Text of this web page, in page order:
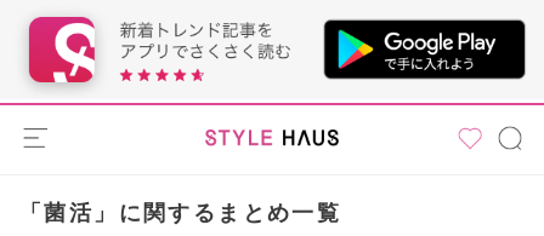
「菌活」に関するまとめ一覧